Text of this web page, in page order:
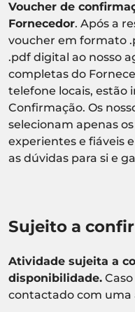
Voucher de
Fornecedor. Após a
voucher em formato
.pdf digital ao nosso
completas do
telefone locais, estão
Confirmação. Os
selecionam apenas
experientes e fiáveis
as dúvidas para si e
Sujeito a
Atividade sujeita a
disponibilidade.
contactado com uma